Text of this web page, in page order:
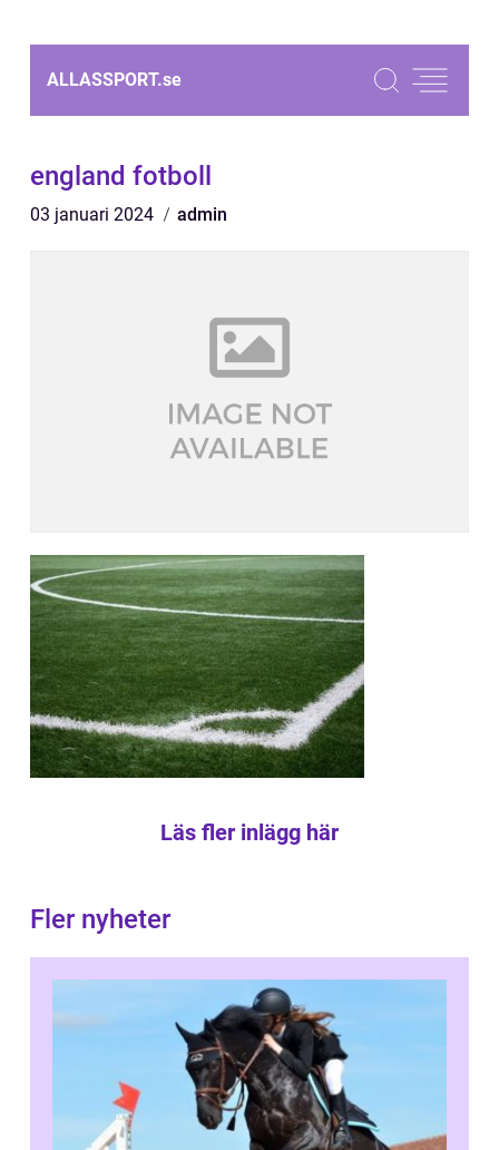
ALLASSPORT.se
england fotboll
03 januari 2024 admin
Läs fler inlägg här
Fler nyheter